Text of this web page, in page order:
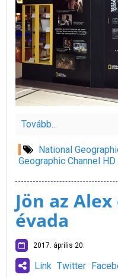
Tovább...
National
Geographic Channel HD
Jön az
évada
2017. április 20.
Link Twitter